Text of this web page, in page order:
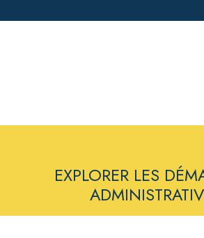
EXPLORER LES